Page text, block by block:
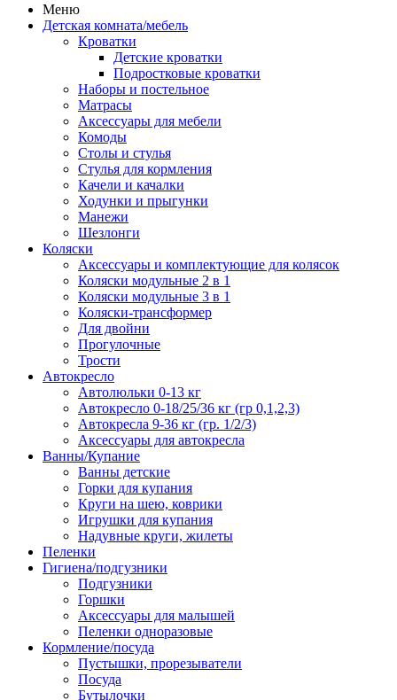
Меню
Детская комната/мебель
Кроватки
Детские кроватки
Подростковые кроватки
Наборы и постельное
Матрасы
Аксессуары для мебели
Комоды
Столы и стулья
Стулья для кормления
Качели и качалки
Ходунки и прыгунки
Манежи
Шезлонги
Коляски
Аксессуары и комплектующие для колясок
Коляски модульные 2 в 1
Коляски модульные 3 в 1
Коляски-трансформер
Для двойни
Прогулочные
Трости
Автокресло
Автолюльки 0-13 кг
Автокресло 0-18/25/36 кг (гр 0,1,2,3)
Автокресла 9-36 кг (гр. 1/2/3)
Аксессуары для автокресла
Ванны/Купание
Ванны детские
Горки для купания
Круги на шею, коврики
Игрушки для купания
Надувные круги, жилеты
Пеленки
Гигиена/подгузники
Подгузники
Горшки
Аксессуары для малышей
Пеленки одноразовые
Кормление/посуда
Пустышки, прорезыватели
Посуда
Бутылочки